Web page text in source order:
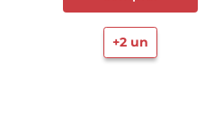
+2 un